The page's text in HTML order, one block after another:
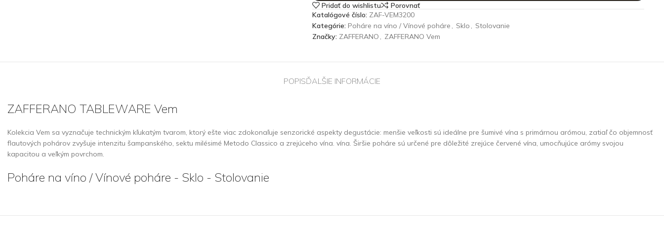
Pridať do wishlistu
Porovnať
Katalógové číslo: ZAF-VEM3200
Kategórie: Poháre na víno / Vínové poháre , Sklo , Stolovanie
Značky: ZAFFERANO , ZAFFERANO Vem
POPISĎALŠIE INFORMÁCIE
ZAFFERANO TABLEWARE Vem
Kolekcia Vem sa vyznačuje technickým kľukatým tvarom, ktorý ešte viac zdokonaľuje senzorické aspekty degustácie: menšie veľkosti sú ideálne pre šumivé vína s primárnou arómou, zatiaľ čo objemnosť
flautových pohárov zvyšuje intenzitu šampanského, sektu milésimé Metodo Classico a zrejúceho vína. vína. Širšie poháre sú určené pre dôležité zrejúce červené vína, umocňujúce arómy svojou
kapacitou a veľkým povrchom.
Poháre na víno / Vínové poháre - Sklo - Stolovanie